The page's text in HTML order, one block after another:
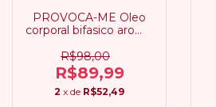
PROVOCA-ME Oleo
corporal bifasico aroma
R$98,00
R$89,99
2 x de R$52,49